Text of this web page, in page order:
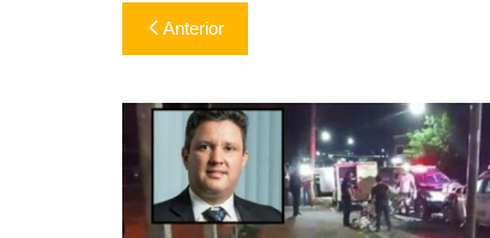
Navegação
de
Post
Anterior